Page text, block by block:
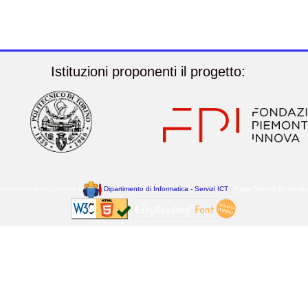
Istituzioni proponenti il progetto:
realizzato presso il Dipartimento di Informatica - Servizi ICT- Page Served By